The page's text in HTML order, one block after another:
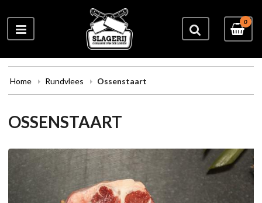
0
Home Rundvlees Ossenstaart
OSSENSTAART